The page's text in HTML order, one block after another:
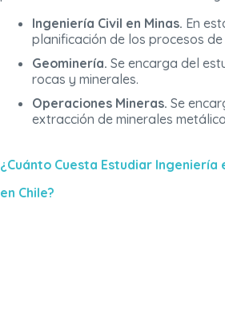
Ingeniería Civil en Minas. En
planificación de los procesos
Geominería. Se encarga del
rocas y minerales.
Operaciones Mineras. Se
extracción de minerales
¿Cuánto Cuesta Estudiar Ingeniería
en Chile?